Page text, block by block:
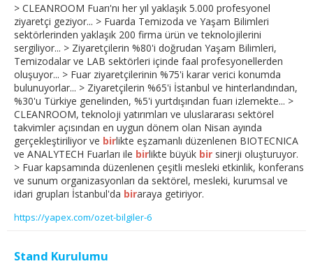
> CLEANROOM Fuarı'nı her yıl yaklaşık 5.000 profesyonel
ziyaretçi geziyor... > Fuarda Temizoda ve Yaşam Bilimleri
sektörlerinden yaklaşık 200 firma ürün ve teknolojilerini
sergiliyor... > Ziyaretçilerin %80'i doğrudan Yaşam Bilimleri,
Temizodalar ve LAB sektörleri içinde faal profesyonellerden
oluşuyor... > Fuar ziyaretçilerinin %75'i karar verici konumda
bulunuyorlar... > Ziyaretçilerin %65'i İstanbul ve hinterlandından,
%30'u Türkiye genelinden, %5'i yurtdışından fuarı izlemekte... >
CLEANROOM, teknoloji yatırımları ve uluslararası sektörel
takvimler açısından en uygun dönem olan Nisan ayında
gerçekleştiriliyor ve birlikte eşzamanlı düzenlenen BIOTECNICA
ve ANALYTECH Fuarları ile birlikte büyük bir sinerji oluşturuyor.
> Fuar kapsamında düzenlenen çeşitli mesleki etkinlik, konferans
ve sunum organizasyonları da sektörel, mesleki, kurumsal ve
idari grupları İstanbul'da biraraya getiriyor.
https://yapex.com/ozet-bilgiler-6
Stand Kurulumu